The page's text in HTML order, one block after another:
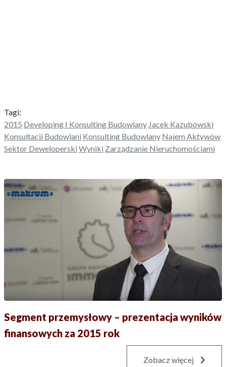
Tagi:
2015 Developing I Konsulting Budowlany Jacek Kazubowski
Konsultacji Budowlani Konsulting Budowlany Najem Aktywów
Sektor Deweloperski Wyniki Zarządzanie Nieruchomościami
Segment przemysłowy – prezentacja wyników
finansowych za 2015 rok
Zobacz więcej